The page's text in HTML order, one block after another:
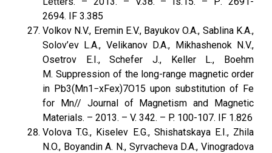
2694. IF 3.385
Volkov N.V., Eremin E.V., Bayukov O.A., Sablina K.A.,
Solov’ev L.A., Velikanov D.A., Mikhashenok N.V.,
Osetrov E.I., Schefer J., Keller L., Boehm
M. Suppression of the long-range magnetic order
in Pb3(Mn1−xFex)7O15 upon substitution of Fe
for Mn// Journal of Magnetism and Magnetic
Materials. – 2013. – V. 342. – P. 100-107. IF 1.826
Volova T.G., Kiselev E.G., Shishatskaya E.I., Zhila
N.O., Boyandin A. N., Syrvacheva D.A., Vinogradova